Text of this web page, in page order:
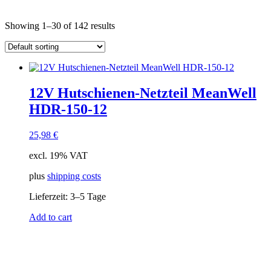
manufacturer
Lieferzeiten
In stock
output voltage
output current
connector input
Eingangsspannung
connector output
passiv
Showing 1–30 of 142 results
12V Hutschienen-Netzteil MeanWell
HDR-150-12
25,98 €
excl. 19% VAT
plus shipping costs
Lieferzeit: 3–5 Tage
Add to cart